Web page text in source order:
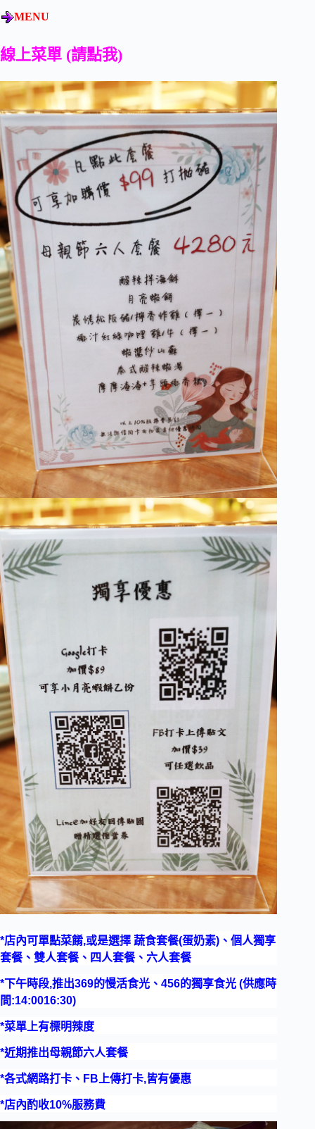
MENU
線上菜單 (請點我)
*店內可單點菜餚,或是選擇 蔬食套餐(蛋奶素)、個人獨享
套餐、雙人套餐、四人套餐、六人套餐
*下午時段,推出369的慢活食光、456的獨享食光 (供應時
間:14:0016:30)
*菜單上有標明辣度
*近期推出母親節六人套餐
*各式網路打卡、FB上傳打卡,皆有優惠
*店內酌收10%服務費